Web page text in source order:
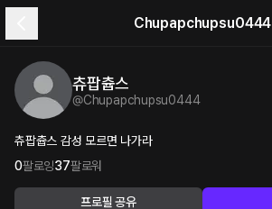
Chupapchupsu0444
츄팝츕스
@Chupapchupsu0444
츄팝츕스 감성 모르면 나가라
0팔로잉37팔로워
프로필 공유